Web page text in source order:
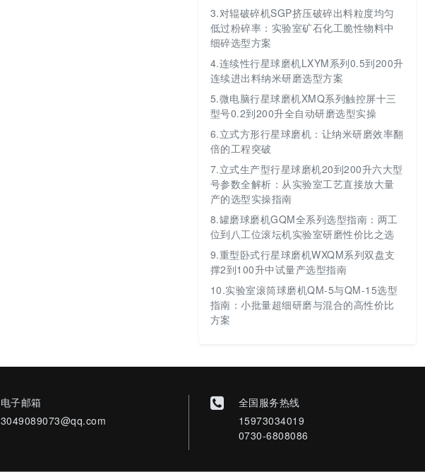
3.对辊破碎机SGP挤压破碎出料粒度均匀
低过粉碎率：实验室矿石化工脆性物料中
细碎选型方案
4.连续性行星球磨机LXYM系列0.5到200升
连续进出料纳米研磨选型方案
5.微电脑行星球磨机XMQ系列触控屏十三
型号0.2到200升全自动研磨选型实操
6.立式方形行星球磨机：让纳米研磨效率翻
倍的工程突破
7.立式生产型行星球磨机20到200升六大型
号参数全解析：从实验室工艺直接放大量
产的选型实操指南
8.罐磨球磨机GQM全系列选型指南：两工
位到八工位滚坛机实验室研磨性价比之选
9.重型卧式行星球磨机WXQM系列双盘支
撑2到100升中试量产选型指南
10.实验室滚筒球磨机QM-5与QM-15选型
指南：小批量超细研磨与混合的高性价比
方案
电子邮箱
3049089073@qq.com
全国服务热线
15973034019
0730-6808086